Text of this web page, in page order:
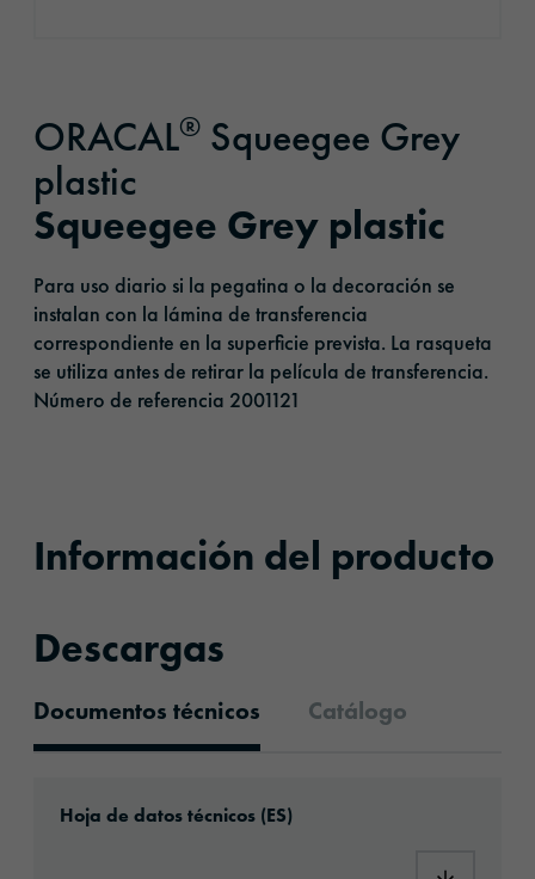
ORACAL® Squeegee Grey
plastic
Squeegee Grey plastic
Para uso diario si la pegatina o la decoración se
instalan con la lámina de transferencia
correspondiente en la superficie prevista. La rasqueta
se utiliza antes de retirar la película de transferencia.
Número de referencia 2001121
Información del producto
Descargas
Documentos técnicos Catálogo
Hoja de datos técnicos (ES)